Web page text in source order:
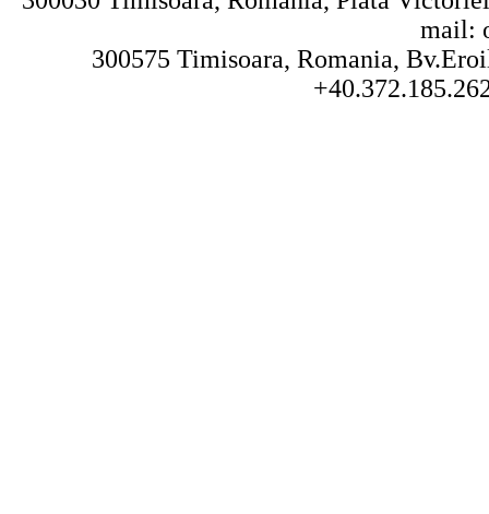
mail:
300575 Timisoara, Romania,